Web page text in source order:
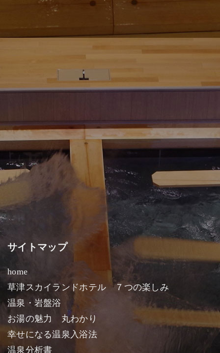
サイトマップ
home
草津スカイランドホテル ７つの楽しみ
温泉・岩盤浴
お湯の魅力 丸わかり
幸せになる温泉入浴法
温泉分析書